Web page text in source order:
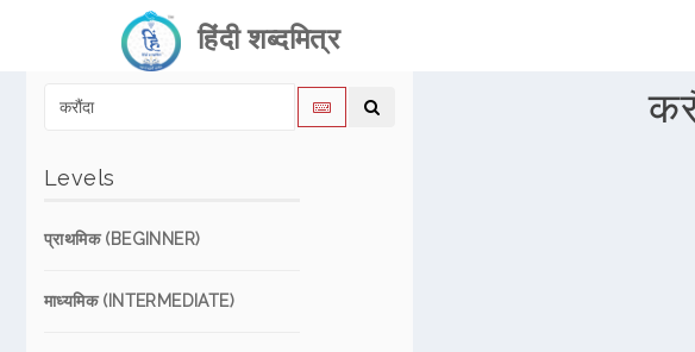
हिंदी शब्दमित्र
Levels
प्राथमिक (BEGINNER)
माध्यमिक (INTERMEDIATE)